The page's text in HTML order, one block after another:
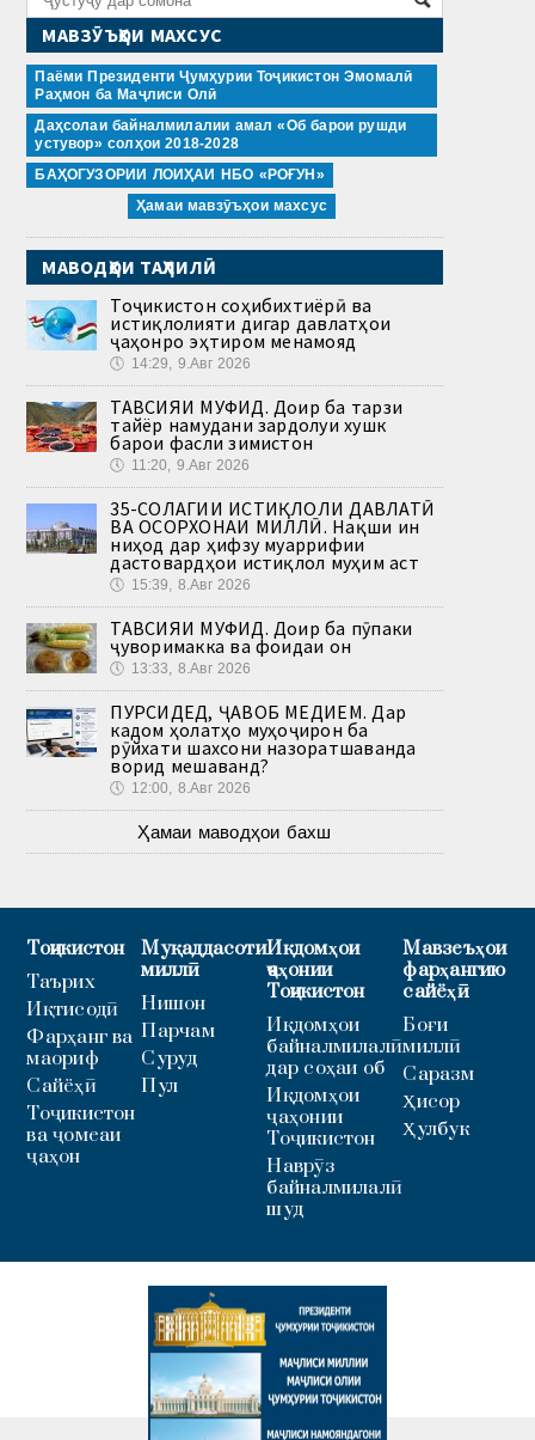
МАВЗӮЪҲОИ МАХСУС
Паёми Президенти Ҷумҳурии Тоҷикистон Эмомалӣ
Раҳмон ба Маҷлиси Олӣ
Даҳсолаи байналмилалии амал «Об барои рушди
устувор» солҳои 2018-2028
БАҲОГУЗОРИИ ЛОИҲАИ НБО «РОҒУН»
Ҳамаи мавзӯъҳои махсус
МАВОДҲОИ ТАҲЛИЛӢ
Тоҷикистон соҳибихтиёрӣ ва
истиқлолияти дигар давлатҳои
ҷаҳонро эҳтиром менамояд
🕔 14:29, 9.Авг 2026
ТАВСИЯИ МУФИД. Доир ба тарзи
тайёр намудани зардолуи хушк
барои фасли зимистон
🕔 11:20, 9.Авг 2026
35-СОЛАГИИ ИСТИҚЛОЛИ ДАВЛАТӢ
ВА ОСОРХОНАИ МИЛЛӢ. Нақши ин
ниҳод дар ҳифзу муаррифии
дастовардҳои истиқлол муҳим аст
🕔 15:39, 8.Авг 2026
ТАВСИЯИ МУФИД. Доир ба пӯпаки
ҷуворимакка ва фоидаи он
🕔 13:33, 8.Авг 2026
ПУРСИДЕД, ҶАВОБ МЕДИҲЕМ. Дар
кадом ҳолатҳо муҳоҷирон ба
рӯйхати шахсони назоратшаванда
ворид мешаванд?
🕔 12:00, 8.Авг 2026
Ҳамаи маводҳои бахш
Тоҷикистон
Таърих
Иқтисодӣ
Фарҳанг ва
маориф
Сайёҳӣ
Тоҷикистон
ва ҷомеаи
ҷаҳон
Муқаддасоти
миллӣ
Нишон
Парчам
Суруд
Пул
Иқдомҳои
ҷаҳонии
Тоҷикистон
Иқдомҳои
байналмилалӣ
дар соҳаи об
Иқдомҳои
ҷаҳонии
Тоҷикистон
Наврӯз
байналмилалӣ
шуд
Мавзеъҳои
фарҳангию
сайёҳӣ
Боғи
миллӣ
Саразм
Ҳисор
Ҳулбук